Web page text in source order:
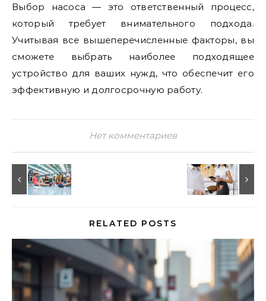
Выбор насоса — это ответственный процесс,
который требует внимательного подхода.
Учитывая все вышеперечисленные факторы, вы
сможете выбрать наиболее подходящее
устройство для ваших нужд, что обеспечит его
эффективную и долгосрочную работу.
Нет комментариев
RELATED POSTS